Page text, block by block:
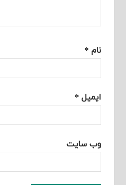
نام *
ایمیل *
وب‌ سایت